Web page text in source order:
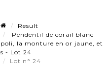
Result
Pendentif de corail blanc
poli, la monture en or jaune, et
s - Lot 24
Lot n° 24